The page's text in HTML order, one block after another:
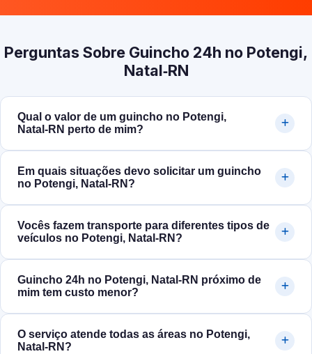
Perguntas Sobre Guincho 24h no Potengi,
Natal‑RN
Qual o valor de um guincho no Potengi,
Natal‑RN perto de mim?
Em quais situações devo solicitar um guincho
no Potengi, Natal‑RN?
Vocês fazem transporte para diferentes tipos de
veículos no Potengi, Natal‑RN?
Guincho 24h no Potengi, Natal‑RN próximo de
mim tem custo menor?
O serviço atende todas as áreas no Potengi,
Natal‑RN?